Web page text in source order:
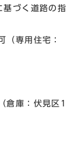
づく道路の指
専用住宅：
庫：伏見区1